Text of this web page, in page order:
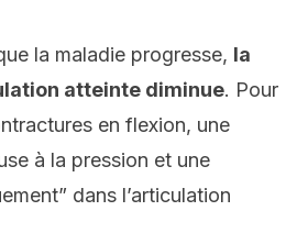
la maladie progresse, la
atteinte diminue. Pour
en flexion, une
à la pression et une
dans l’articulation